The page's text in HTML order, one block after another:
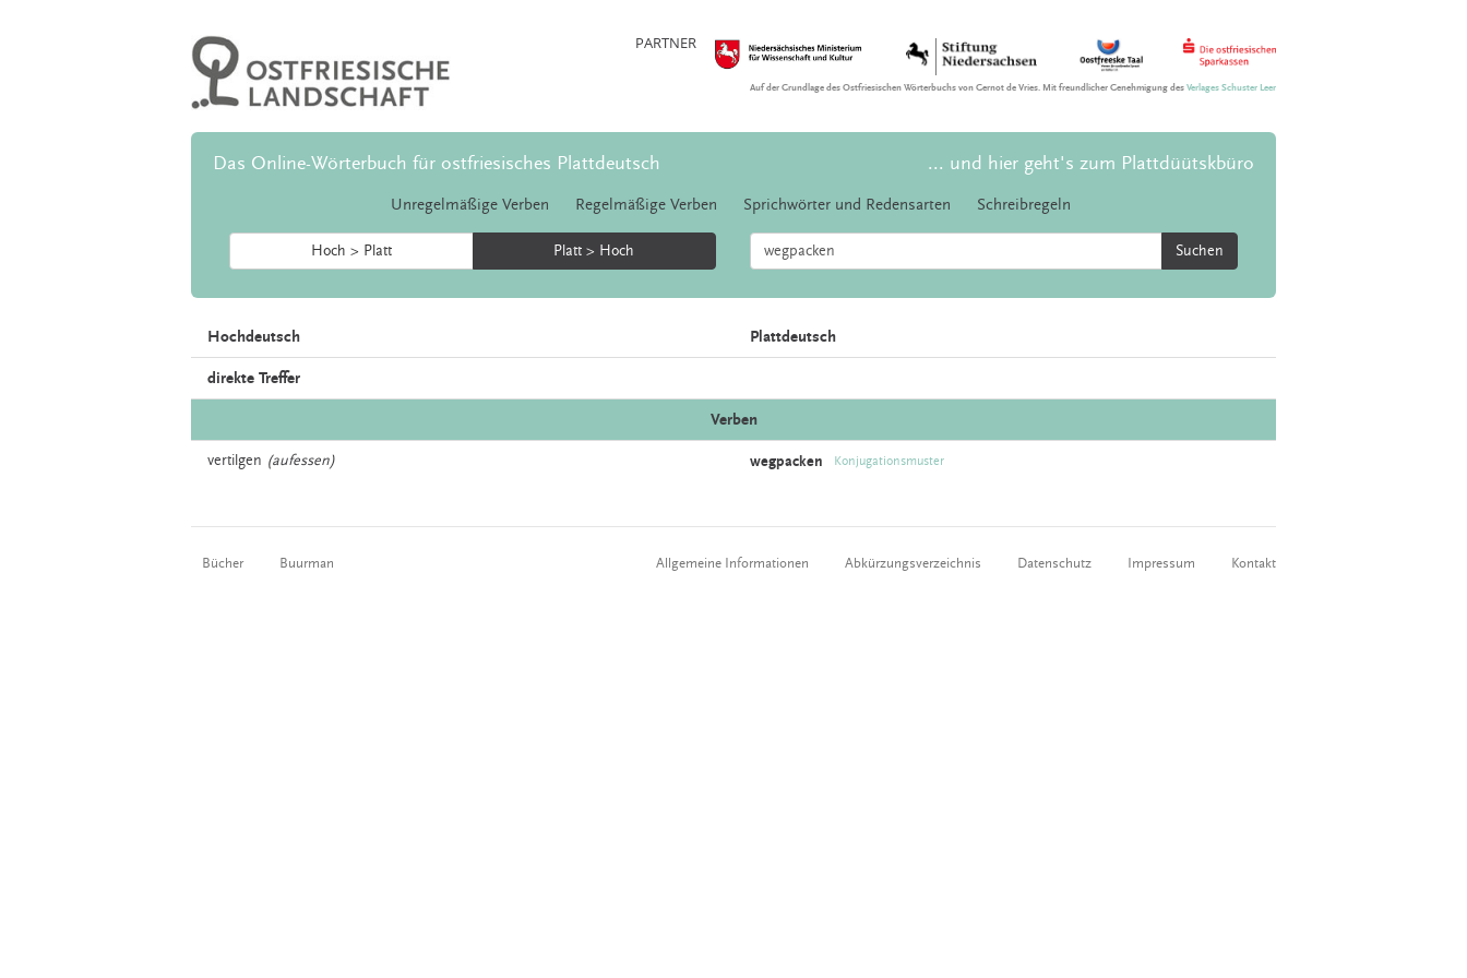
PARTNER
Auf der Grundlage des Ostfriesischen Wörterbuchs von Gernot de Vries. Mit freundlicher Genehmigung desVerlages Schuster Leer
Das Online-Wörterbuch für ostfriesisches Plattdeutsch ... und hier geht's zum Plattdüütskbüro
Unregelmäßige Verben Regelmäßige Verben Sprichwörter und Redensarten Schreibregeln
Hoch > Platt Platt > Hoch Suchen
Hochdeutsch Plattdeutsch
direkte Treffer
Verben
vertilgen (aufessen) wegpacken Konjugationsmuster
Bücher Buurman Allgemeine Informationen Abkürzungsverzeichnis Datenschutz Impressum Kontakt